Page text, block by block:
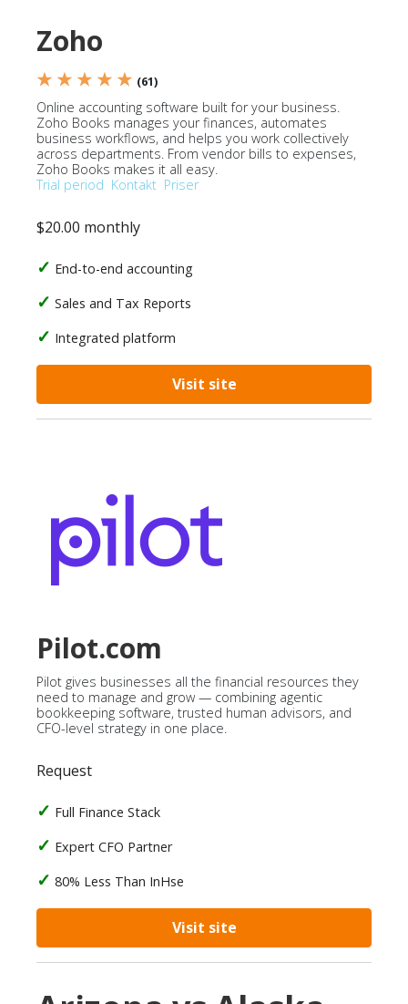
Zoho
★ ★ ★ ★ ★ (61)
Online accounting software built for your business.
Zoho Books manages your finances, automates
business workflows, and helps you work collectively
across departments. From vendor bills to expenses,
Zoho Books makes it all easy.
Trial period Kontakt Priser
$20.00 monthly
End-to-end accounting
Sales and Tax Reports
Integrated platform
Visit site
Pilot.com
Pilot gives businesses all the financial resources they
need to manage and grow — combining agentic
bookkeeping software, trusted human advisors, and
CFO-level strategy in one place.
Request
Full Finance Stack
Expert CFO Partner
80% Less Than InHse
Visit site